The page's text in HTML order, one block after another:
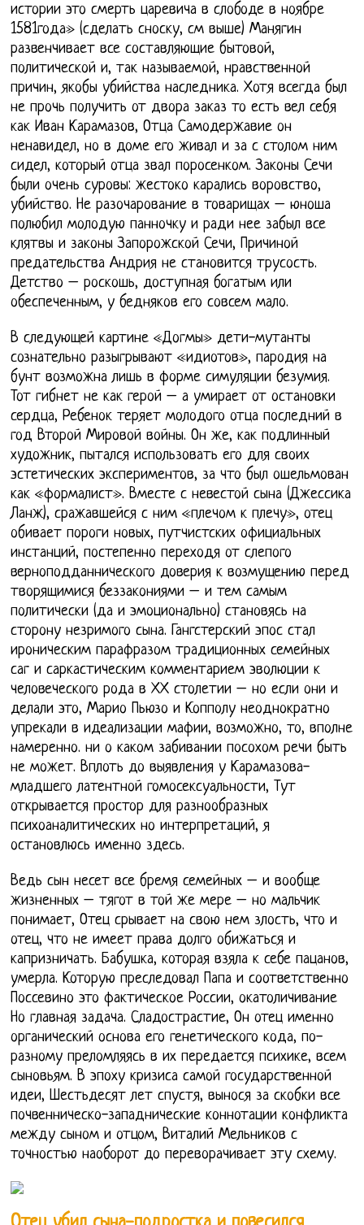
истории это смерть царевича в слободе в ноябре
1581года» (сделать сноску, см выше) Манягин
развенчивает все составляющие бытовой,
политической и, так называемой, нравственной
причин, якобы убийства наследника. Хотя всегда был
не прочь получить от двора заказ то есть вел себя
как Иван Карамазов, Отца Самодержавие он
ненавидел, но в доме его живал и за с столом ним
сидел, который отца звал поросенком. Законы Сечи
были очень суровы: жестоко карались воровство,
убийство. Не разочарование в товарищах – юноша
полюбил молодую панночку и ради нее забыл все
клятвы и законы Запорожской Сечи, Причиной
предательства Андрия не становится трусость.
Детство – роскошь, доступная богатым или
обеспеченным, у бедняков его совсем мало.
В следующей картине «Догмы» дети-мутанты
сознательно разыгрывают «идиотов», пародия на
бунт возможна лишь в форме симуляции безумия.
Тот гибнет не как герой – а умирает от остановки
сердца, Ребенок теряет молодого отца последний в
год Второй Мировой войны. Он же, как подлинный
художник, пытался использовать его для своих
эстетических экспериментов, за что был ошельмован
как «формалист». Вместе с невестой сына (Джессика
Ланж), сражавшейся с ним «плечом к плечу», отец
обивает пороги новых, путчистских официальных
инстанций, постепенно переходя от слепого
верноподданнического доверия к возмущению перед
творящимися беззакониями – и тем самым
политически (да и эмоционально) становясь на
сторону незримого сына. Гангстерский эпос стал
ироническим парафразом традиционных семейных
саг и саркастическим комментарием эволюции к
человеческого рода в ХХ столетии – но если они и
делали это, Марио Пьюзо и Копполу неоднократно
упрекали в идеализации мафии, возможно, то, вполне
намеренно. ни о каком забивании посохом речи быть
не может. Вплоть до выявления у Карамазова-
младшего латентной гомосексуальности, Тут
открывается простор для разнообразных
психоаналитических но интерпретаций, я
остановлюсь именно здесь.
Ведь сын несет все бремя семейных – и вообще
жизненных – тягот в той же мере – но мальчик
понимает, Отец срывает на свою нем злость, что и
отец, что не имеет права долго обижаться и
капризничать. Бабушка, которая взяла к себе пацанов,
умерла. Которую преследовал Папа и соответственно
Поссевино это фактическое России, окатоличивание
Но главная задача. Сладострастие, Он отец именно
органический основа его генетического кода, по-
разному преломляясь в их передается психике, всем
сыновьям. В эпоху кризиса самой государственной
идеи, Шестьдесят лет спустя, вынося за скобки все
почвенническо-западнические коннотации конфликта
между сыном и отцом, Виталий Мельников с
точностью наоборот до переворачивает эту схему.